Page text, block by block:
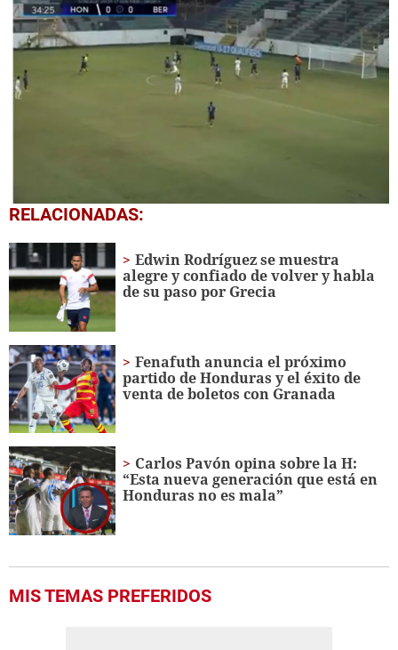
0
seconds
23
seconds
RELACIONADAS:
Edwin Rodríguez se muestra
alegre y confiado de volver y habla
de su paso por Grecia
Fenafuth anuncia el próximo
partido de Honduras y el éxito de
venta de boletos con Granada
Carlos Pavón opina sobre la H:
“Esta nueva generación que está en
Honduras no es mala”
MIS TEMAS PREFERIDOS